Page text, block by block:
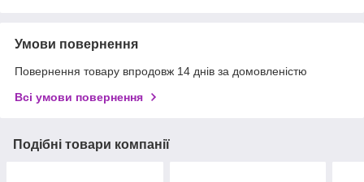
Умови повернення
Повернення товару впродовж 14 днів за домовленістю
Всі умови повернення
Подібні товари компанії